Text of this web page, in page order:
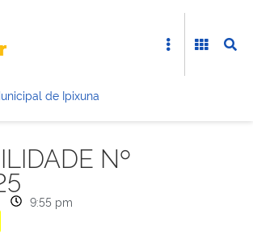
de Ipixuna
Nº
9:55 pm